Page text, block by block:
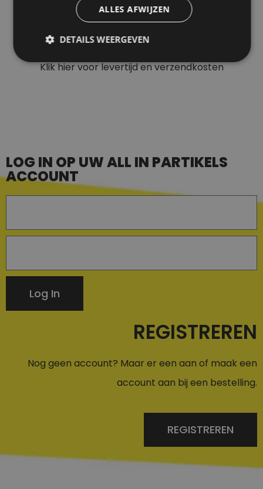
Alle genoemde prijzen zijn inclusief 21% btw.
Klik hier voor levertijd en verzendkosten
LOG IN OP UW ALL IN PARTIKELS
ACCOUNT
Log In
REGISTREREN
Nog geen account? Maar er een aan of maak een
account aan bij een bestelling.
REGISTREREN
ALLES AFWIJZEN
DETAILS WEERGEVEN